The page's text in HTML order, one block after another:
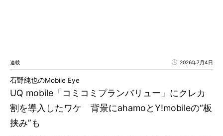
連載 2026年7月4日
UQ mobile「コミコミプランバリュー」にクレカ
割を導入したワケ 背景にahamoとY!mobileの“板
挟み”も
石野純也のMobile Eye